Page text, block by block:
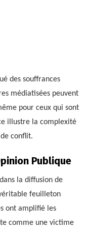
des souffrances
médiatisées peuvent
pour ceux qui sont
illustre la complexité
conflit.
Publique
la diffusion de
feuilleton
ont amplifié les
comme une victime